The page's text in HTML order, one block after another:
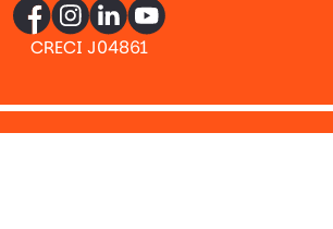
CRECI J04861